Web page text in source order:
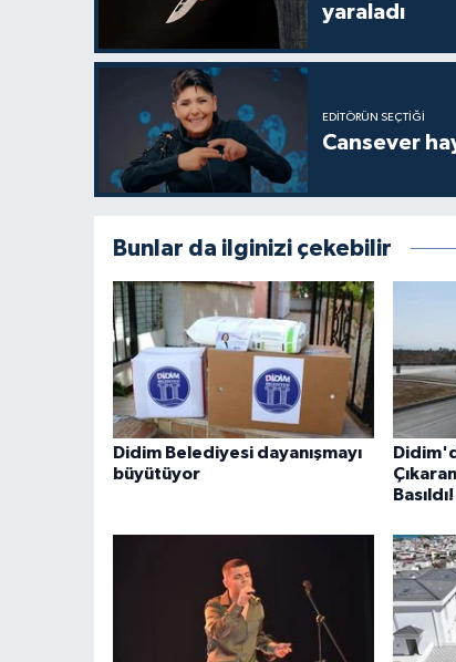
yaraladı
EDITÖRÜN SEÇTIĞI
Cansever
Bunlar da ilginizi çekebilir
Didim Belediyesi dayanışmayı
büyütüyor
Basıldı!